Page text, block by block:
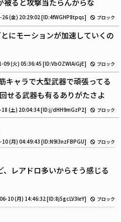
被ると攻撃当たらんからな
26 (金) 20:29:02[ID:4fWGHP8tpqs] ブロック
にモーションが加速していくの
09 (火) 05:36:45 [ID:VbOZWlAiGjE] ブロック
キャラで大型武器で頑張ってる
せる武器も有るありがたさよ
(土) 20:04:34[ID:j/dHH9mGzP2] ブロック
10 (月) 04:49:43 [ID:N9I3nzFBPGU] ブロック
レアドロ多いからそう感じる
10 (月) 14:46:32[ID:8j5gcLV3leY] ブロック